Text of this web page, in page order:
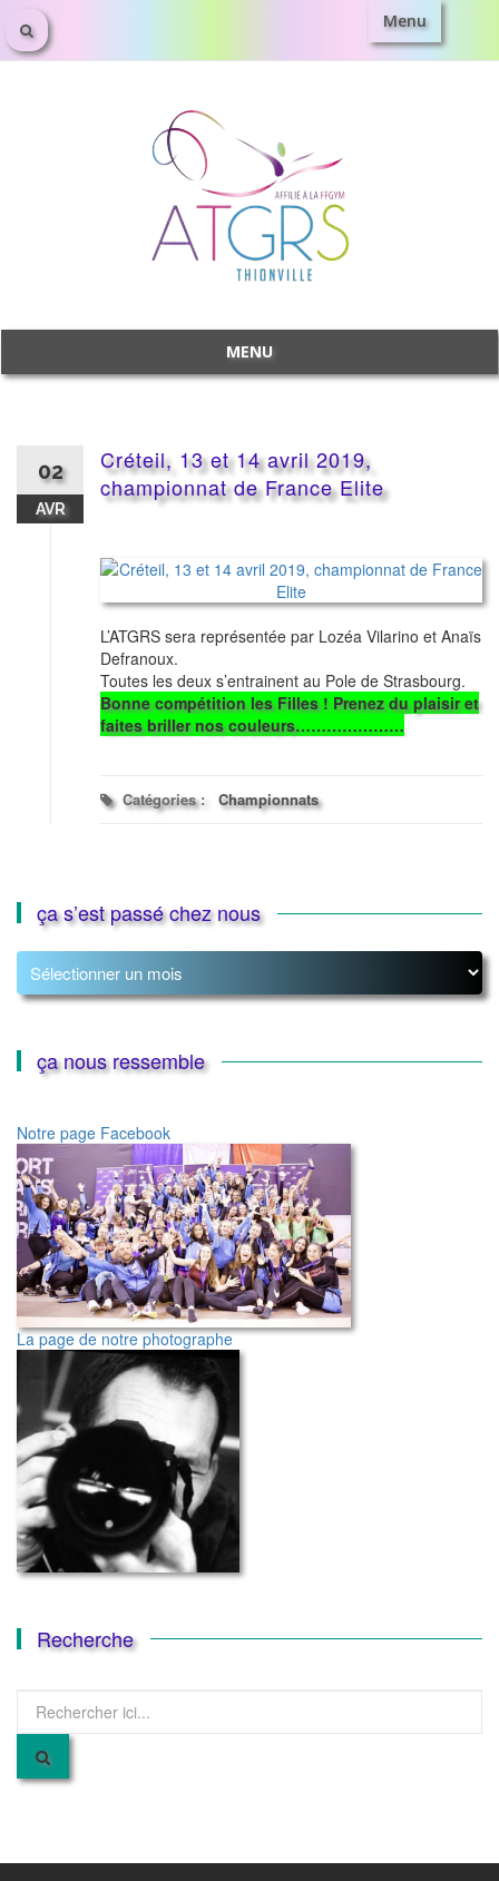
Menu
Aller
MENU
Aller
02
AVR
Créteil, 13 et 14 avril 2019,
championnat de France Elite
L’ATGRS sera représentée par Lozéa Vilarino et Anaïs
Defranoux.
Toutes les deux s’entrainent au Pole de Strasbourg.
Bonne compétition les Filles ! Prenez du plaisir et
faites briller nos couleurs…………………
Catégories : Championnats
ça s’est passé chez nous
ça
s’est
passé
nousça nous ressemble
Notre page Facebook
La page de notre photographe
Recherche
pour